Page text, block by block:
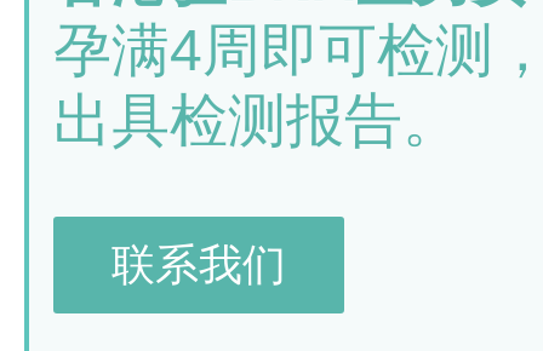
孕满4周即可检测
出具检测报告。
联系我们